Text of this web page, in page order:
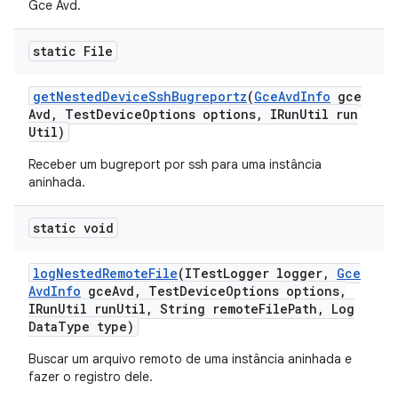
Gce Avd.
static File
getNestedDeviceSshBugreportz(GceAvdInfo gce
Avd , TestDeviceOptions options, IRunUtil run
Util)
Receber um bugreport por ssh para uma instância
aninhada.
static void
logNestedRemoteFile(ITestLogger logger,
Gce
AvdInfo gceAvd , TestDeviceOptions options,
IRunUtil runUtil , String remoteFilePath ,
Log
DataType type)
Buscar um arquivo remoto de uma instância aninhada e
fazer o registro dele.